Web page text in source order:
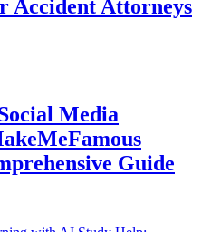
Accident Attorneys
Media
Guide